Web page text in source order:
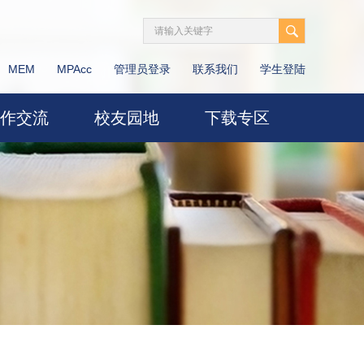
MEM MPAcc 管理员登录 联系我们 学生登陆
交流 校友园地 下载专区